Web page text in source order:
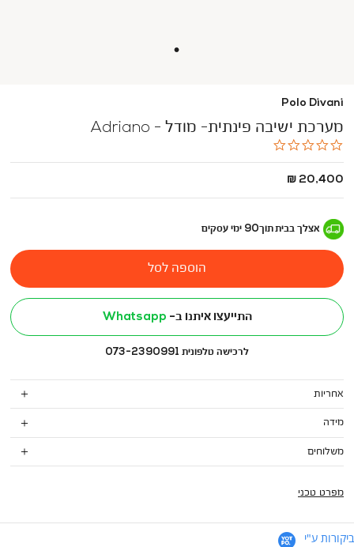
Polo Divani
מערכת ישיבה פינתית- מודל - Adriano
החל
20,400 ₪
אצלך בביתתוך90 ימי עסקים
הוספה לסל
התייעצו איתנו ב- Whatsapp
לרכישה טלפונית 073-2390991
אחריות
מידה
משלוחים
מפרט טכני
ביקורות ע"י